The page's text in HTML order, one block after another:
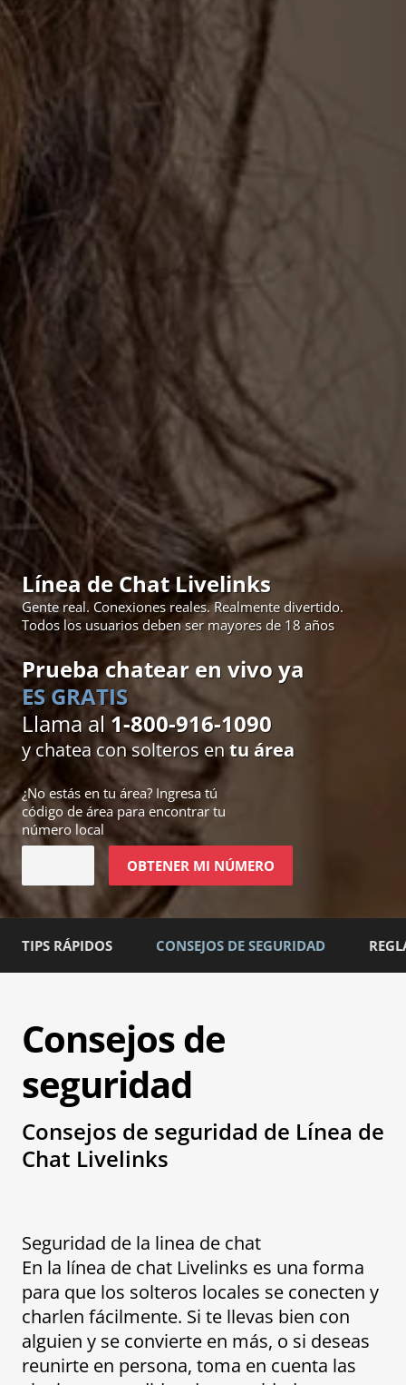
Línea de Chat Livelinks
Gente real. Conexiones reales. Realmente divertido.
Todos los usuarios deben ser mayores de 18 años
Prueba chatear en vivo ya
ES GRATIS
Llama al 1-800-916-1090
y chatea con solteros entu área
¿No estás en tu área? Ingresa tú
código de área para encontrar tu
número local
OBTENER MI NÚMERO
TIPS RÁPIDOS CONSEJOS DE SEGURIDAD
Consejos de
seguridad
Consejos de seguridad de Línea de
Chat Livelinks
Seguridad de la linea de chat
En la línea de chat Livelinks es una forma
para que los solteros locales se conecten y
charlen fácilmente. Si te llevas bien con
alguien y se convierte en más, o si deseas
reunirte en persona, toma en cuenta las